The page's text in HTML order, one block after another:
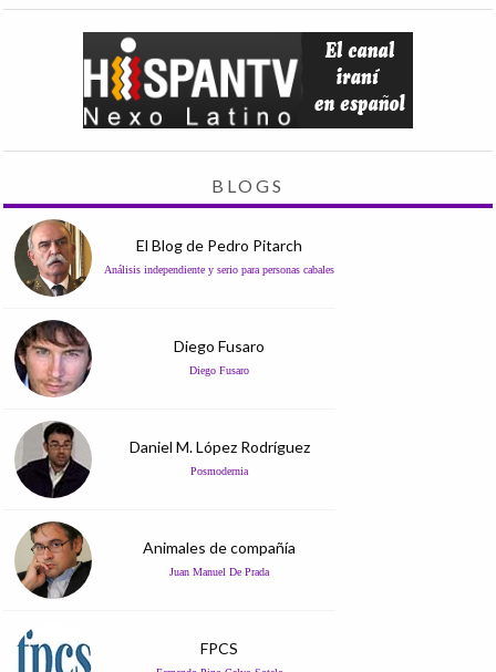
BLOGS
El Blog de Pedro Pitarch
Análisis independiente y serio para personas cabales
Diego Fusaro
Diego Fusaro
Daniel M. López Rodríguez
Posmodernia
Animales de compañía
Juan Manuel De Prada
FPCS